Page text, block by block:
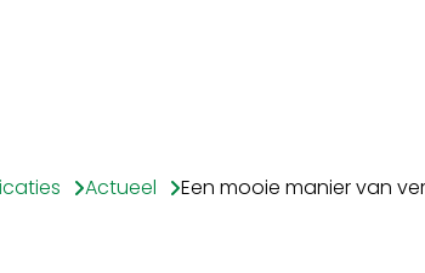
Actueel Een mooie manier van